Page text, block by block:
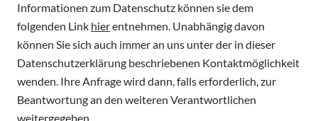
Informationen zum Datenschutz können sie dem
folgenden Link hierentnehmen. Unabhängig davon
können Sie sich auch immer an uns unter der in dieser
Datenschutzerklärung beschriebenen Kontaktmöglichkeit
wenden. Ihre Anfrage wird dann, falls erforderlich, zur
Beantwortung an den weiteren Verantwortlichen
weitergegeben.